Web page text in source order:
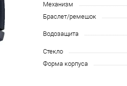
Механизм
Браслет/ремешок
Водозащита
Стекло
Форма корпуса